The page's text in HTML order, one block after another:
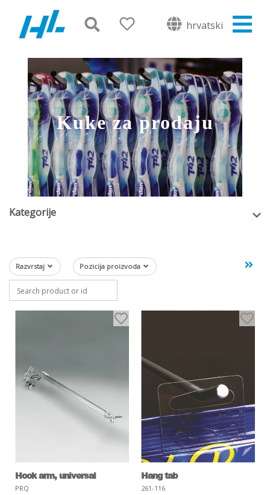
hrvatski
Kuke za prodaju
Kategorije
Razvrstaj Pozicija proizvoda
Hook arm, universal
PRQ
Hang tab
261-116